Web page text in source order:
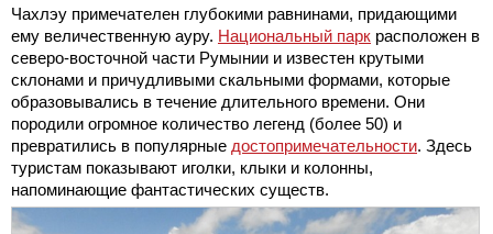
Чахлэу примечателен глубокими равнинами, придающими
ему величественную ауру. Национальный парк расположен в
северо-восточной части Румынии и известен крутыми
склонами и причудливыми скальными формами, которые
образовывались в течение длительного времени. Они
породили огромное количество легенд (более 50) и
превратились в популярные достопримечательности. Здесь
туристам показывают иголки, клыки и колонны,
напоминающие фантастических существ.